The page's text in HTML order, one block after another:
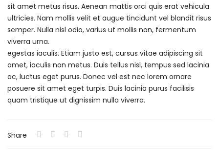
sit amet metus risus. Aenean mattis orci quis erat vehicula
ultricies. Nam mollis velit et augue tincidunt vel blandit risus
semper. Nulla nisl odio, varius ut mollis non, fermentum
viverra urna.
egestas iaculis. Etiam justo est, cursus vitae adipiscing sit
amet, iaculis non metus. Duis tellus nisl, tempus sed lacinia
ac, luctus eget purus. Donec vel est nec lorem ornare
posuere sit amet eget turpis. Duis lacinia purus facilisis
quam tristique ut dignissim nulla viverra.
Share